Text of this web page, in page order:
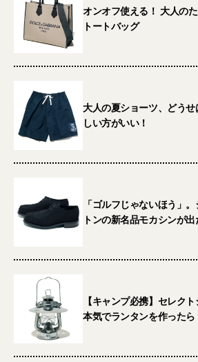
オンオフ使える！ 大人の
トートバッグ
大人の夏ショーツ、どう
しい方がいい！
「ゴルフじゃないほう」
トンの新名品モカシンが出
【キャンプ必携】セレクト
本気でランタンを作ったら